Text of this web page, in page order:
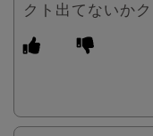
クト出てないか